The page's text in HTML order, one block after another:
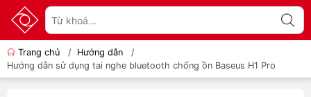
Trang chủ / Hướng dẫn
/
Hướng dẫn sử dụng tai nghe bluetooth chống ồn Baseus H1 Pro